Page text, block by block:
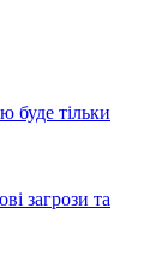
буде тільки
загрози та